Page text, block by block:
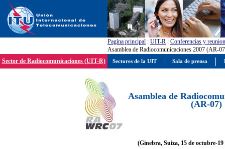
Pagína principal : UIT-R : Conferencias y
Asamblea de Radiocomunicaciones 2007 (AR-
Sector de Radiocomunicaciones (UIT-R)
Asamblea de
(AR-07)
(Ginebra, Suiza, 15 de octubre-19
Sectores de la UIT Sala de prensa